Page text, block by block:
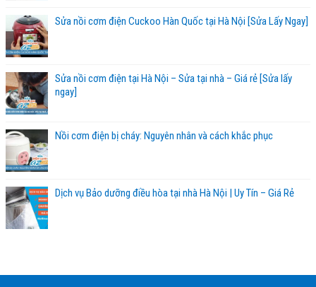
Sửa nồi cơm điện Cuckoo Hàn Quốc tại Hà Nội [Sửa Lấy Ngay]
Sửa nồi cơm điện tại Hà Nội – Sửa tại nhà – Giá rẻ [Sửa lấy
ngay]
Nồi cơm điện bị cháy: Nguyên nhân và cách khắc phục
Dịch vụ Bảo dưỡng điều hòa tại nhà Hà Nội | Uy Tín – Giá Rẻ